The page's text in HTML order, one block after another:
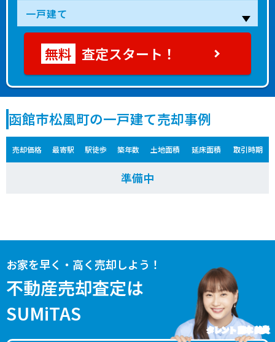
査定スタート！
函館市松風町の一戸建て売却事例
売却価格 最寄駅 駅徒歩 築年数 土地面積 延床面積 取引時期
準備中
お家を早く・高く売却しよう！
不動産売却査定は
SUMiTAS
タレント 藤本 美貴